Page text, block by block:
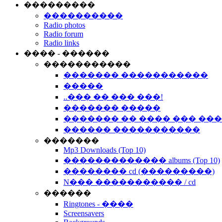
���������
����������
Radio photos
Radio forum
Radio links
���� - ������
�����������
������� �����������
�����
..��� �� ��� ���!
������� �����
������� �� ���� ���
������ �����������
�������
Mp3 Downloads (Top 10)
������������� albums (Top 10)
�������� cd (���������)
N��� ����������� / cd
������
Ringtones - ����
Screensavers